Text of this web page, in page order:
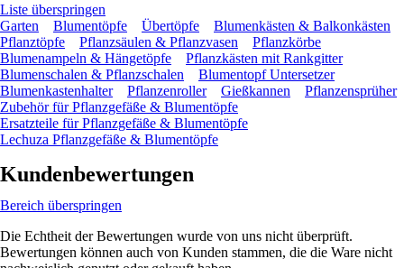
Liste überspringen
Garten
Blumentöpfe Übertöpfe
Blumenkästen & Balkonkästen
Pflanztöpfe
Pflanzsäulen & Pflanzvasen
Pflanzkörbe
Blumenampeln & Hängetöpfe
Pflanzkästen mit Rankgitter
Blumenschalen & Pflanzschalen
Blumentopf Untersetzer
Blumenkastenhalter
Pflanzenroller Gießkannen
Pflanzensprüher
Zubehör für Pflanzgefäße & Blumentöpfe
Ersatzteile für Pflanzgefäße & Blumentöpfe
Lechuza Pflanzgefäße & Blumentöpfe
Kundenbewertungen
Bereich überspringen
Die Echtheit der Bewertungen wurde von uns nicht überprüft.
Bewertungen können auch von Kunden stammen, die die Ware nicht